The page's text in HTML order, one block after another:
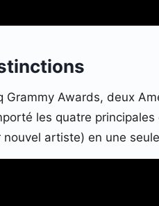
Awards, deux
les quatre
nouvel artiste) en une